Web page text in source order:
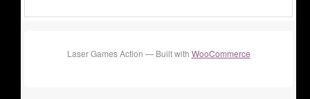
Laser Games Action — Built with WooCommerce